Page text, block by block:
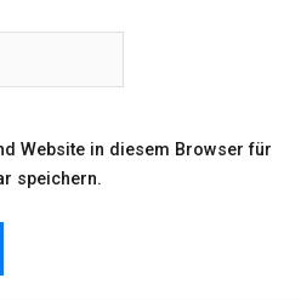
Website in diesem Browser für
speichern.